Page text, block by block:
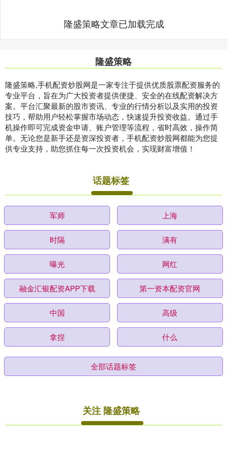
隆盛策略文章已加载完成
隆盛策略
隆盛策略,手机配资炒股网是一家专注于提供优质股票配资服务的
专业平台，旨在为广大投资者提供便捷、安全的在线配资解决方
案。平台汇聚最新的股市资讯、专业的行情分析以及实用的投资
技巧，帮助用户轻松掌握市场动态，快速提升投资收益。通过手
机操作即可完成资金申请、账户管理等流程，省时高效，操作简
单。无论您是新手还是资深投资者，手机配资炒股网都能为您提
供专业支持，助您抓住每一次投资机会，实现财富增值！
话题标签
军师 上海
时隔 满有
曝光 网红
融金汇银配资APP下载 第一资本配资官网
中国 高级
拿捏 什么
全部话题标签
关注 隆盛策略